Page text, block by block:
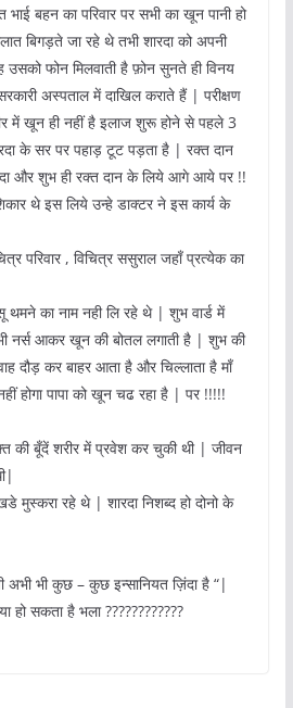
बहन का परिवार पर सभी का खून पानी हो
बिगड़ते जा रहे थे तभी शारदा को अपनी
फोन मिलवाती है फ़ोन सुनते ही विनय
अस्पताल में दाखिल कराते हैं | परीक्षण
में खून ही नहीं है इलाज शुरू होने से पहले 3
के सर पर पहाड़ टूट पड़ता है | रक्त दान
और शुभ ही रक्त दान के लिये आगे आये पर !!
थे इस लिये उन्हे डाक्टर ने इस कार्य के
परिवार , विचित्र ससुराल जहाँ प्रत्येक का
का नाम नही लि रहे थे | शुभ वार्ड में
नर्स आकर खून की बोतल लगाती है | शुभ की
दौड़ कर बाहर आता है और चिल्लाता है माँ
होगा पापा को खून चढ रहा है | पर !!!!!
की बूँदें शरीर में प्रवेश कर चुकी थी | जीवन
मुस्करा रहे थे | शारदा निशब्द हो दोनो के
अभी भी कुछ – कुछ इन्सानियत ज़िंदा है “|
हो सकता है भला ????????????